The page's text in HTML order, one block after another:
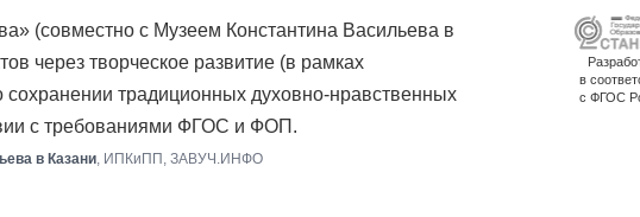
(совместно с Музеем Константина Васильева в
через творческое развитие (в рамках
традиционных духовно-нравственных
с требованиями ФГОС и ФОП.
в Казани , ИПКиПП, ЗАВУЧ.ИНФО
в
с ФГОС